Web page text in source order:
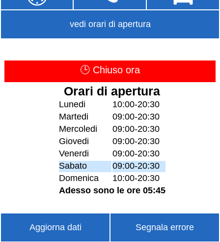
vedi orari di apertura
🕒 Chiuso ora
Orari di apertura
Lunedi
10:00-20:30
Martedi
09:00-20:30
Mercoledi
09:00-20:30
Giovedi
09:00-20:30
Venerdi
09:00-20:30
Sabato
09:00-20:30
Domenica
10:00-20:30
Adesso sono le ore 05:45
Aggiorna dati Segnala errore